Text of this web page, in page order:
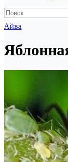
Айва